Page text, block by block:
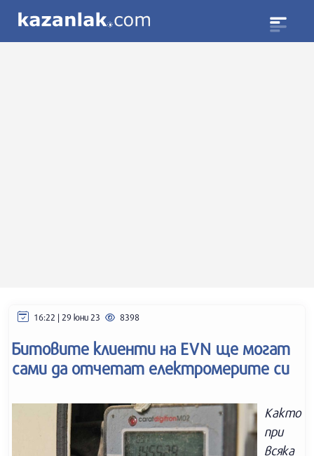
16:22 | 29 юни 23 8398
Битовите клиенти на EVN ще могат
сами да отчетат електромерите си
Както
при
всяка